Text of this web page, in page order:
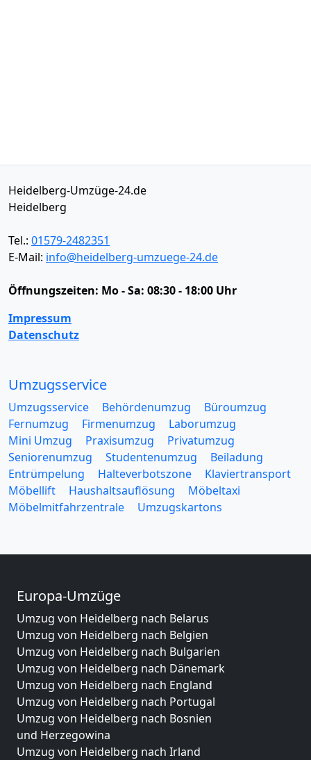
Heidelberg-Umzüge-24.de
Heidelberg
Tel.: 01579-2482351
E-Mail: info@heidelberg-umzuege-24.de
Öffnungszeiten: Mo - Sa: 08:30 - 18:00 Uhr
Impressum
Datenschutz
Umzugsservice
Umzugsservice Behördenumzug
Büroumzug
Fernumzug
Firmenumzug
Laborumzug
Mini Umzug
Praxisumzug
Privatumzug
Seniorenumzug
Studentenumzug
Beiladung
Entrümpelung
Halteverbotszone
Klaviertransport
Möbellift
Haushaltsauflösung
Möbeltaxi
Möbelmitfahrzentrale
Umzugskartons
Europa-Umzüge
Umzug von Heidelberg nach Belarus
Umzug von Heidelberg nach Belgien
Umzug von Heidelberg nach Bulgarien
Umzug von Heidelberg nach Dänemark
Umzug von Heidelberg nach England
Umzug von Heidelberg nach Portugal
Umzug von Heidelberg nach Bosnien
und Herzegowina
Umzug von Heidelberg nach Irland